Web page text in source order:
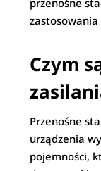
przenośne
Czym
Przenośne
urządzenia
pojemności,